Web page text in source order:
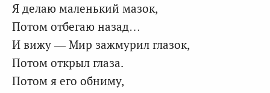
Я делаю маленький мазок,
Потом отбегаю назад…
И вижу — Мир зажмурил глазок,
Потом открыл глаза.
Потом я его обниму,